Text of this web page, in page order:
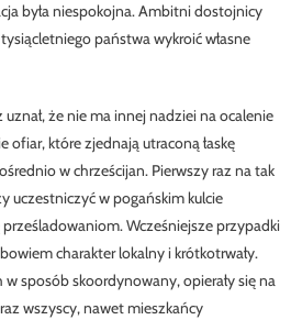
była niespokojna. Ambitni dostojnicy
państwa wykroić własne
że nie ma innej nadziei na ocalenie
ofiar, które zjednają utraconą łaskę
w chrześcijan. Pierwszy raz na tak
uczestniczyć w pogańskim kulcie
Wcześniejsze przypadki
charakter lokalny i krótkotrwały.
sposób skoordynowany, opierały się na
wszyscy, nawet mieszkańcy